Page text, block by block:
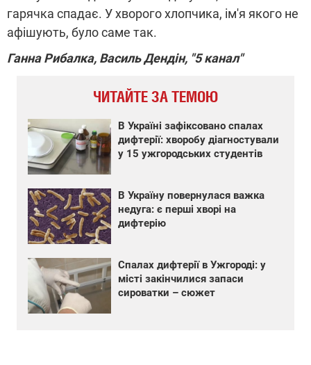
гарячка спадає. У хворого хлопчика, ім'я якого не
афішують, було саме так.
Ганна Рибалка, Василь Дендін, "5 канал"
ЧИТАЙТЕ ЗА ТЕМОЮ
В Україні зафіксовано спалах
дифтерії: хворобу діагностували
у 15 ужгородських студентів
В Україну повернулася важка
недуга: є перші хворі на
дифтерію
Спалах дифтерії в Ужгороді: у
місті закінчилися запаси
сироватки – сюжет